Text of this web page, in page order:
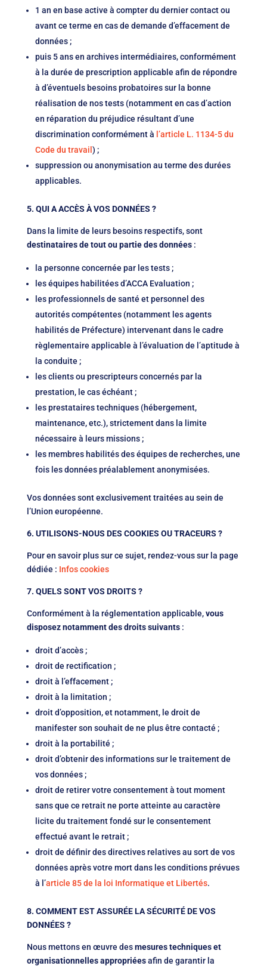
1 an en base active à compter du dernier contact ou
avant ce terme en cas de demande d’effacement de
données ;
puis 5 ans en archives intermédiaires, conformément
à la durée de prescription applicable afin de répondre
à d’éventuels besoins probatoires sur la bonne
réalisation de nos tests (notamment en cas d’action
en réparation du préjudice résultant d’une
discrimination conformément à l’article L. 1134-5 du
Code du travail ) ;
suppression ou anonymisation au terme des durées
applicables.
5. QUI A ACCÈS À VOS DONNÉES ?
Dans la limite de leurs besoins respectifs, sont
destinataires de tout ou partie des données:
la personne concernée par les tests ;
les équipes habilitées d’ACCA Evaluation ;
les professionnels de santé et personnel des
autorités compétentes (notamment les agents
habilités de Préfecture) intervenant dans le cadre
règlementaire applicable à l’évaluation de l’aptitude à
la conduite ;
les clients ou prescripteurs concernés par la
prestation, le cas échéant ;
les prestataires techniques (hébergement,
maintenance, etc.), strictement dans la limite
nécessaire à leurs missions ;
les membres habilités des équipes de recherches, une
fois les données préalablement anonymisées.
Vos données sont exclusivement traitées au sein de
l’Union européenne.
6. UTILISONS-NOUS DES COOKIES OU TRACEURS ?
Pour en savoir plus sur ce sujet, rendez-vous sur la page
dédiée : Infos cookies
7. QUELS SONT VOS DROITS ?
Conformément à la réglementation applicable,vous
disposez notamment des droits suivants:
droit d’accès ;
droit de rectification ;
droit à l’effacement ;
droit à la limitation ;
droit d’opposition, et notamment, le droit de
manifester son souhait de ne plus être contacté ;
droit à la portabilité ;
droit d’obtenir des informations sur le traitement de
vos données ;
droit de retirer votre consentement à tout moment
sans que ce retrait ne porte atteinte au caractère
licite du traitement fondé sur le consentement
effectué avant le retrait ;
droit de définir des directives relatives au sort de vos
données après votre mort dans les conditions prévues
à l’article 85 de la loi Informatique et Libertés.
8. COMMENT EST ASSURÉE LA SÉCURITÉ DE VOS
DONNÉES ?
Nous mettons en œuvre desmesures techniques et
organisationnelles appropriéesafin de garantir la